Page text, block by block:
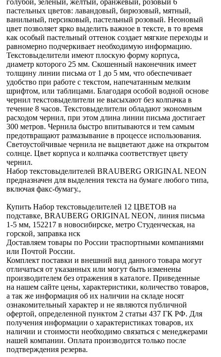
голубой, зеленый, желтый, оранжевый, розовый 6
пастельных цветов: лавандовый, бирюзовый, мятный,
ванильный, персиковый, пастельный розовый. Неоновый
цвет позволяет ярко выделить важное в тексте, в то время
как особый пастельный оттенок создает мягкие переходы и
равномерно подчеркивает необходимую информацию.
Текстовыделители имеют плоскую форму корпуса,
диаметр которого 25 мм. Скошенный наконечник имеет
толщину линии письма от 1 до 5 мм, что обеспечивает
удобство при работе с текстом, напечатанным мелким
шрифтом, или таблицами. Благодаря особой водной основе
чернил текстовыделители не высыхают без колпачка в
течение 8 часов. Текстовыделители обладают экономным
расходом чернил, при этом длина линии письма достигает
300 метров. Чернила быстро впитываются и тем самым
предотвращают размазывание в процессе использования.
Светоустойчивые чернила не выцветают даже на открытом
солнце. Цвет корпуса и колпачка соответствует цвету
чернил.
Набор текстовыделителей BRAUBERG ORIGINAL NEON
предназначен для выделения текста на бумаге любого типа,
включая факс-бумагу.,
Купить Набор текстовыделителей 12 ЦВЕТОВ на
подставке, BRAUBERG ORIGINAL NEON, линия письма
1-5 мм, 152217 в новосибирске, метро Студенческая, на
горской, заправка нск
Доставляем товары по России траспортными компаниями
или Почтой России.
Комплект поставки и внешний вид данного товара могут
отличаться от указанных или могут быть изменены
производителем без отражения в каталоге. Приведенные
на нашем сайте цены, характеристики, количество товаров,
а так же информация об их наличии на складе носят
ознакомительный характер и не являются публичной
офертой, определенной пунктом 2 статьи 437 ГК РФ. Для
получения информации о характеристиках товаров, их
наличии и стоимости необходимо связаться с менеджерами
нашей компании. Оплата производится только после
подтверждения резерва.